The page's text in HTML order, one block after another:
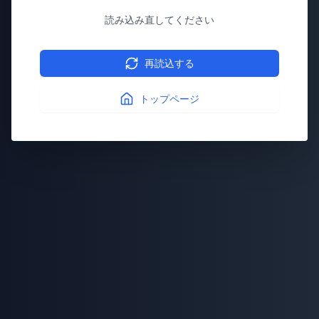
読み込み直してください
再読込する
トップページ